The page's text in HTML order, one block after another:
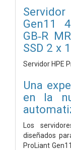
Gen11
GB‑R
SSD 2 x
Servidor HPE
Una
en la
Los
diseñados
ProLiant